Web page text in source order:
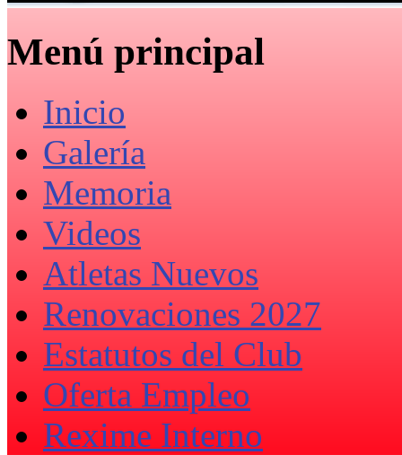
Menú principal
Inicio
Galería
Memoria
Videos
Atletas Nuevos
Renovaciones 2027
Estatutos del Club
Oferta Empleo
Rexime Interno